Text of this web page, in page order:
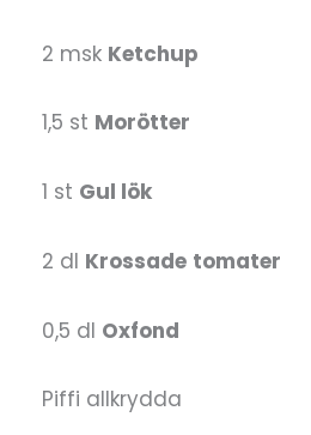
2 msk Ketchup
1,5 st Morötter
1 st Gul lök
2 dl Krossade tomater
0,5 dl Oxfond
Piffi allkrydda